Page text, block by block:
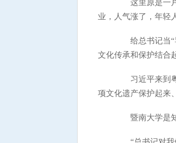
这里原是一片
业，人气涨了，年轻
给总书记当“导
文化传承和保护结合
习近平来到粤
项文化遗产保护起来
暨南大学是知